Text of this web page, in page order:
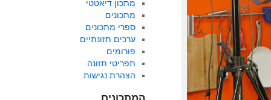
מתכון דיאטטי
מתכונים
ספרי מתכונים
ערכים תזונתיים
פורומים
תפריטי תזונה
הצהרת נגישות